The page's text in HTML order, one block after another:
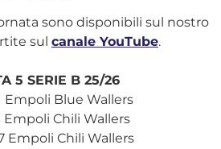
sono disponibili sul nostro
sul canale YouTube.
5 SERIE B 25/26
Empoli Blue Wallers
Empoli Chili Wallers
Empoli Chili Wallers